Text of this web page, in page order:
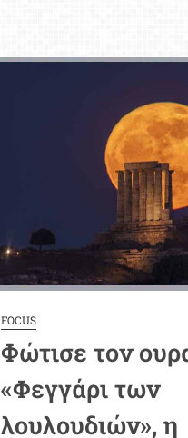
FOCUS
Φώτισε τον
«Φεγγάρι των
λουλουδιών», η